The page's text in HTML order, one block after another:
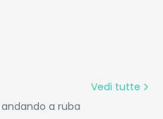
Vedi tutte
a ruba